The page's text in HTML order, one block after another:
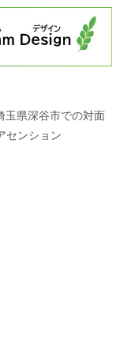
玉県深谷市での対面
センション